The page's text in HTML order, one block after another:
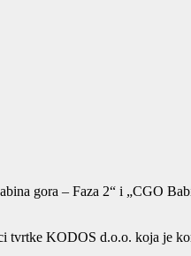
gora – Faza 2“ i „CGO
tvrtke KODOS d.o.o. koja je